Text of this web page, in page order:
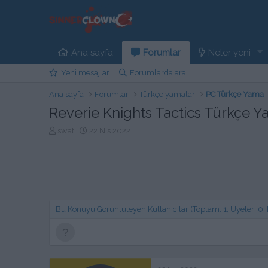
Ana sayfa Forumlar Neler yeni
Yeni mesajlar Forumlarda ara
Ana sayfa Forumlar Türkçe yamalar PC Türkçe Yama
Reverie Knights Tactics Türkçe
b
t
ı
i
Bu Konuyu Görüntüleyen Kullanıcılar (Toplam: 1, Üyeler: 0,